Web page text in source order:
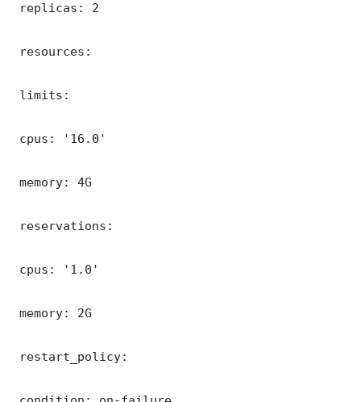
replicas: 2
resources:
limits:
cpus: '16.0'
memory: 4G
reservations:
cpus: '1.0'
memory: 2G
restart_policy: